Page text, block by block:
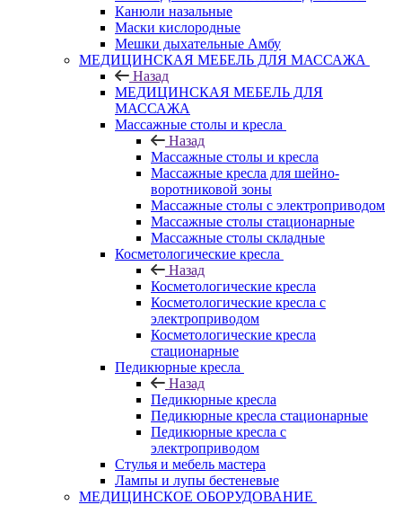
Канюли назальные
Маски кислородные
Мешки дыхательные Амбу
МЕДИЦИНСКАЯ МЕБЕЛЬ ДЛЯ МАССАЖА
Назад
МЕДИЦИНСКАЯ МЕБЕЛЬ ДЛЯ
МАССАЖА
Массажные столы и кресла
Назад
Массажные столы и кресла
Массажные кресла для шейно-
воротниковой зоны
Массажные столы с электроприводом
Массажные столы стационарные
Массажные столы складные
Косметологические кресла
Назад
Косметологические кресла
Косметологические кресла с
электроприводом
Косметологические кресла
стационарные
Педикюрные кресла
Назад
Педикюрные кресла
Педикюрные кресла стационарные
Педикюрные кресла с
электроприводом
Стулья и мебель мастера
Лампы и лупы бестеневые
МЕДИЦИНСКОЕ ОБОРУДОВАНИЕ